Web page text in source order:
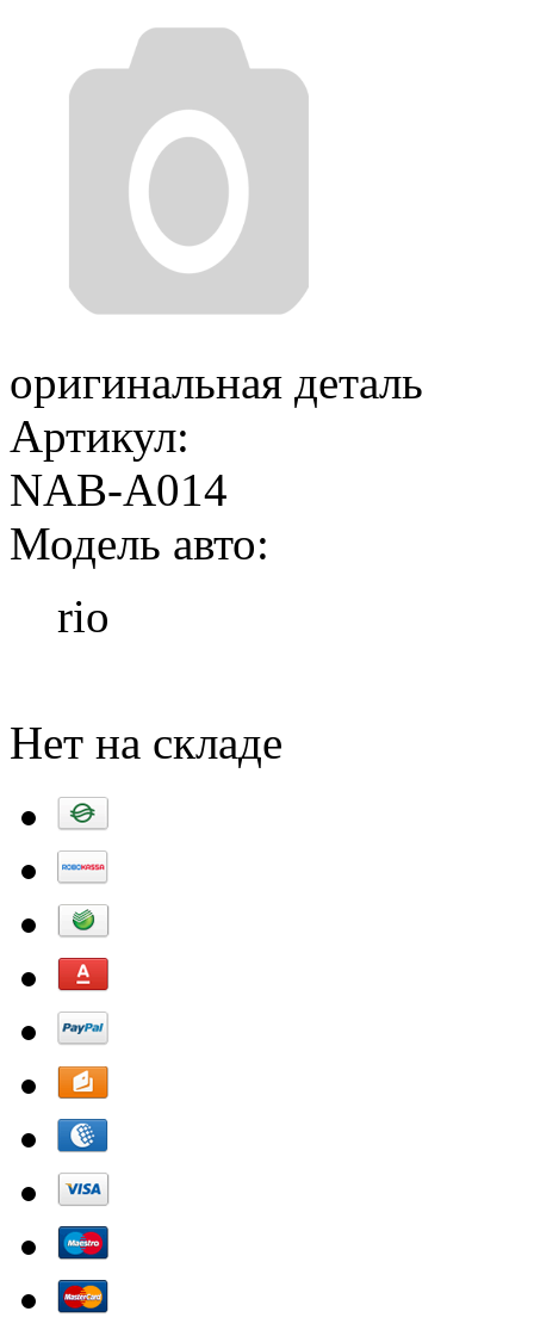
оригинальная деталь
Артикул:
NAB-A014
Модель авто:
rio
Нет на складе